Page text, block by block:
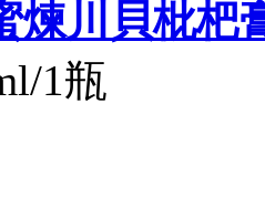
煉川貝枇杷
1瓶